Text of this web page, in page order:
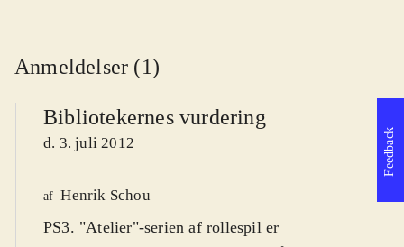
Anmeldelser (1)
Bibliotekernes vurdering
d. 3. juli 2012
af Henrik Schou
PS3. "Atelier"-serien af rollespil er
Feedback